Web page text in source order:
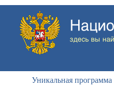
Уникальная программа